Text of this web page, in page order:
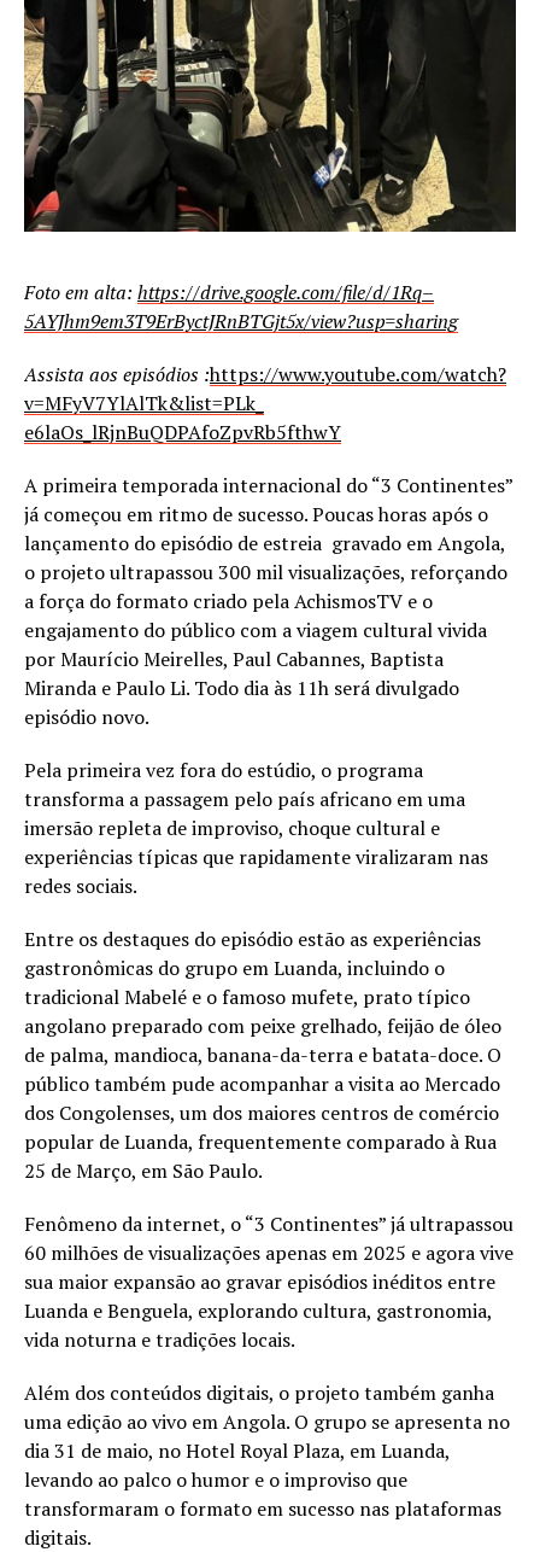
Foto em alta: https://drive.google.com/file/d/1Rq–
5AYJhm9em3T9ErByctJRnBTGjt5x/view?usp=sharing
Assista aos episódios :https://www.youtube.com/watch?
v=MFyV7YlAlTk&list=PLk_
e6laOs_lRjnBuQDPAfoZpvRb5fthwY
A primeira temporada internacional do “3 Continentes”
já começou em ritmo de sucesso. Poucas horas após o
lançamento do episódio de estreia gravado em Angola,
o projeto ultrapassou 300 mil visualizações, reforçando
a força do formato criado pela AchismosTV e o
engajamento do público com a viagem cultural vivida
por Maurício Meirelles, Paul Cabannes, Baptista
Miranda e Paulo Li. Todo dia às 11h será divulgado
episódio novo.
Pela primeira vez fora do estúdio, o programa
transforma a passagem pelo país africano em uma
imersão repleta de improviso, choque cultural e
experiências típicas que rapidamente viralizaram nas
redes sociais.
Entre os destaques do episódio estão as experiências
gastronômicas do grupo em Luanda, incluindo o
tradicional Mabelé e o famoso mufete, prato típico
angolano preparado com peixe grelhado, feijão de óleo
de palma, mandioca, banana-da-terra e batata-doce. O
público também pude acompanhar a visita ao Mercado
dos Congolenses, um dos maiores centros de comércio
popular de Luanda, frequentemente comparado à Rua
25 de Março, em São Paulo.
Fenômeno da internet, o “3 Continentes” já ultrapassou
60 milhões de visualizações apenas em 2025 e agora vive
sua maior expansão ao gravar episódios inéditos entre
Luanda e Benguela, explorando cultura, gastronomia,
vida noturna e tradições locais.
Além dos conteúdos digitais, o projeto também ganha
uma edição ao vivo em Angola. O grupo se apresenta no
dia 31 de maio, no Hotel Royal Plaza, em Luanda,
levando ao palco o humor e o improviso que
transformaram o formato em sucesso nas plataformas
digitais.